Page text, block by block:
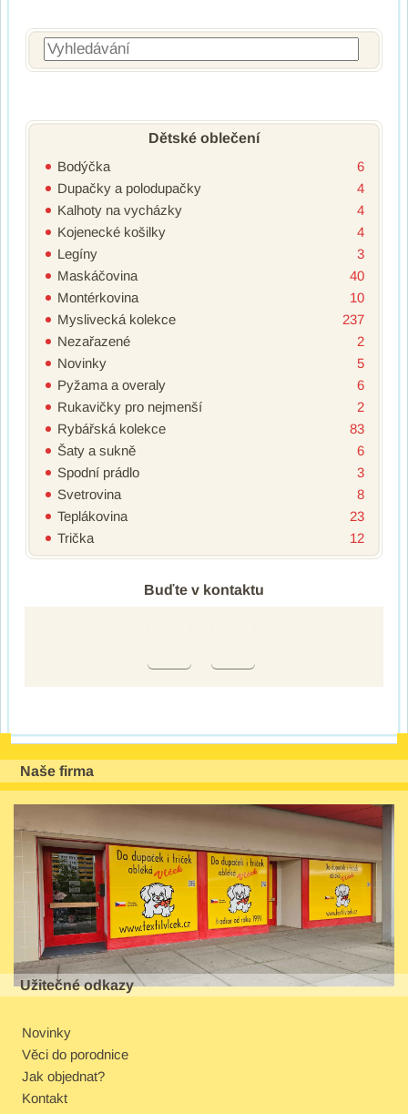
Vyhledávání
Dětské oblečení
Bodýčka
6
Dupačky a polodupačky
4
Kalhoty na vycházky
4
Kojenecké košilky
4
Legíny
3
Maskáčovina
40
Montérkovina
10
Myslivecká kolekce
237
Nezařazené
2
Novinky
5
Pyžama a overaly
6
Rukavičky pro nejmenší
2
Rybářská kolekce
83
Šaty a sukně
6
Spodní prádlo
3
Svetrovina
8
Teplákovina
23
Trička
12
Buďte v kontaktu
Naše firma
Užitečné odkazy
Novinky
Věci do porodnice
Jak objednat?
Kontakt